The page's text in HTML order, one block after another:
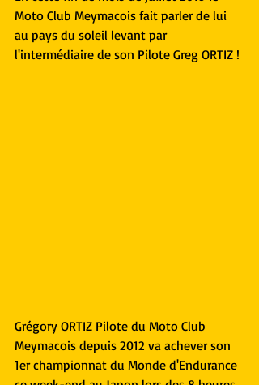
Moto Club Meymacois fait parler de lui
au pays du soleil levant par
l'intermédiaire de son Pilote Greg ORTIZ !
Grégory ORTIZ Pilote du Moto Club
Meymacois depuis 2012 va achever son
1er championnat du Monde d'Endurance